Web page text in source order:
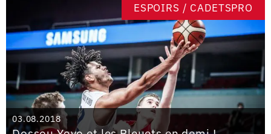
ESPOIRS / CADETSPRO
03.08.2018